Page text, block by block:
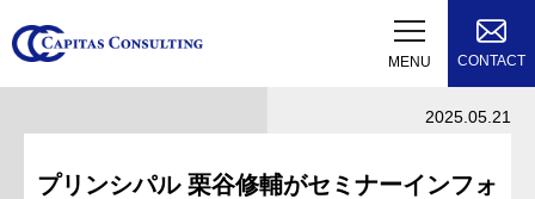
MENU CONTACT
2025.05.21
プリンシパル 栗谷修輔がセミナーインフォ